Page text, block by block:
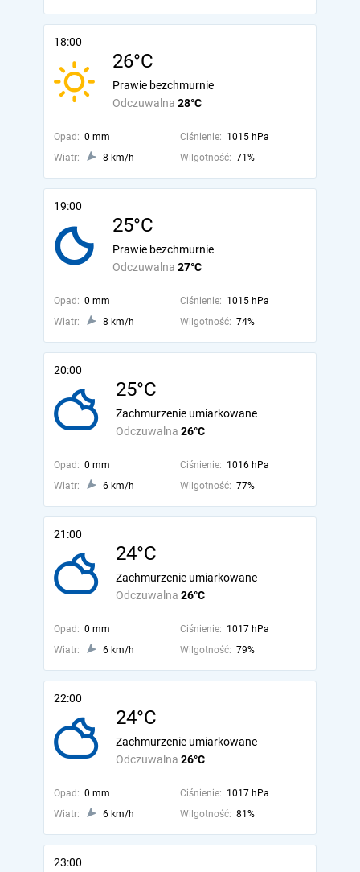
18:00
26°C
Odczuwalna 28°C
Prawie bezchmurnie
Opad: 0 mm Ciśnienie: 1015 hPa
Wiatr:
8 km/h Wilgotność: 71%
19:00
25°C
Odczuwalna 27°C
Prawie bezchmurnie
Opad: 0 mm Ciśnienie: 1015 hPa
Wiatr:
8 km/h Wilgotność: 74%
20:00
25°C
Odczuwalna 26°C
Zachmurzenie umiarkowane
Opad: 0 mm Ciśnienie: 1016 hPa
Wiatr:
6 km/h Wilgotność: 77%
21:00
24°C
Odczuwalna 26°C
Zachmurzenie umiarkowane
Opad: 0 mm Ciśnienie: 1017 hPa
Wiatr:
6 km/h Wilgotność: 79%
22:00
24°C
Odczuwalna 26°C
Zachmurzenie umiarkowane
Opad: 0 mm Ciśnienie: 1017 hPa
Wiatr:
6 km/h Wilgotność: 81%
23:00